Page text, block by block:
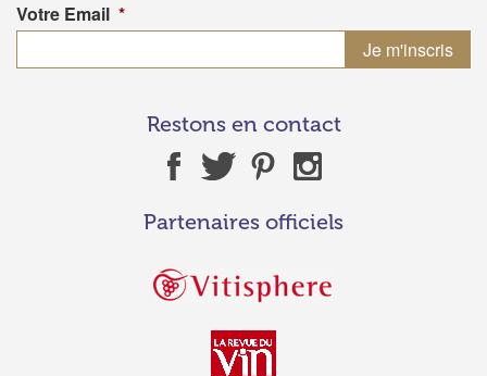
Votre Email *
Restons en contact
Partenaires officiels